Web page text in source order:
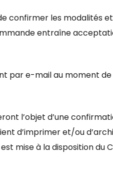
confirmer les modalités
entraîne
par e-mail au moment
l’objet d’une
d’imprimer et/ou
mise à la disposition du